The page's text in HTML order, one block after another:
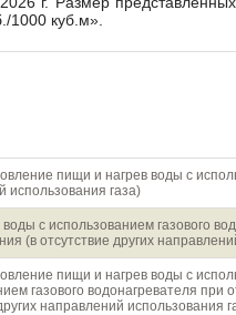
1000 куб.м».
пищи и нагрев воды с
использования газа)
с использованием газового
(в отсутствие других
пищи и нагрев воды с
газового водонагревателя при
направлений использования